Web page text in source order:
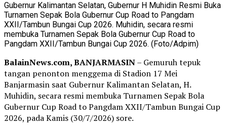
Gubernur Kalimantan Selatan, Gubernur H Muhidin Resmi Buka
Turnamen Sepak Bola Gubernur Cup Road to Pangdam
XXII/Tambun Bungai Cup 2026. Muhidin, secara resmi
membuka Turnamen Sepak Bola Gubernur Cup Road to
Pangdam XXII/Tambun Bungai Cup 2026. (Foto/Adpim)
BalainNews.com, BANJARMASIN– Gemuruh tepuk
tangan penonton menggema di Stadion 17 Mei
Banjarmasin saat Gubernur Kalimantan Selatan, H.
Muhidin, secara resmi membuka Turnamen Sepak Bola
Gubernur Cup Road to Pangdam XXII/Tambun Bungai Cup
2026, pada Kamis (30/7/2026) sore.